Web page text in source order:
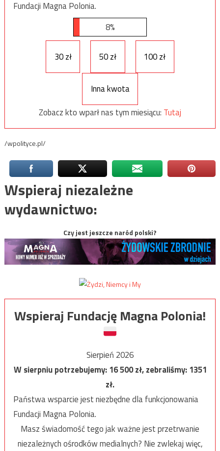
Fundacji Magna Polonia.
8%
30 zł 50 zł 100 zł
Inna kwota
Zobacz kto wparł nas tym miesiącu: Tutaj
/wpolityce.pl/
Wspieraj niezależne
wydawnictwo:
Czy jest jeszcze naród polski?
Wspieraj Fundację Magna Polonia!
Sierpień 2026
W sierpniu potrzebujemy:16 500zł, zebraliśmy:1351
zł.
Państwa wsparcie jest niezbędne dla funkcjonowania
Fundacji Magna Polonia.
Masz świadomość tego jak ważne jest przetrwanie
niezależnych ośrodków medialnych? Nie zwlekaj więc,